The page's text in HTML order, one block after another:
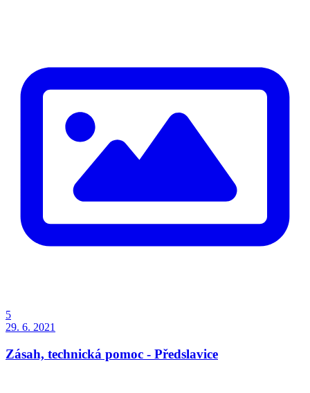
5
29. 6. 2021
Zásah, technická pomoc - Předslavice